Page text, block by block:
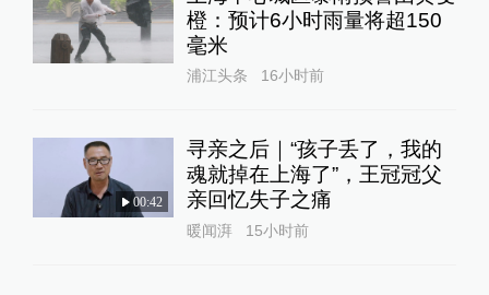
橙：预计6小时雨量将超150
毫米
浦江头条 16小时前
00:42
寻亲之后｜“孩子丢了，我的
魂就掉在上海了”，王冠冠父
亲回忆失子之痛
暖闻湃 15小时前